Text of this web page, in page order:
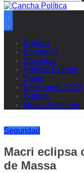
Política
Economía
Sociedad
Política Exterior
Salud
Elecciones 2023
Cultura
Medio Ambiente
Seguridad
Macri eclipsa
de Massa